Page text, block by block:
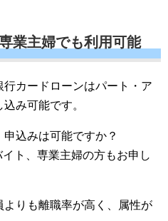
業主婦でも利用可能
カードローンはパート・ア
み可能です。
込みは可能ですか？
ト、専業主婦の方もお申し
りも離職率が高く、属性が